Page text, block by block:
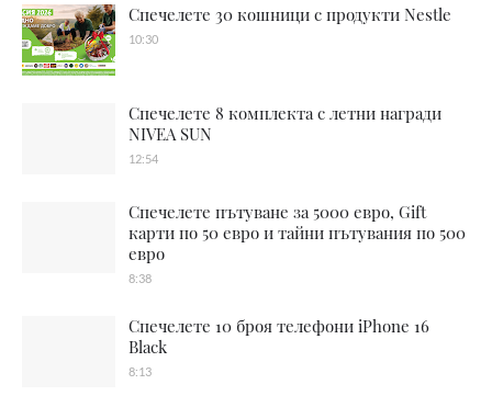
Спечелете 30 кошници с продукти Nestle
10:30
Спечелете 8 комплекта с летни награди
NIVEA SUN
12:54
Спечелете пътуване за 5000 евро, Gift
карти по 50 евро и тайни пътувания по 500
евро
8:38
Спечелете 10 броя телефони iPhone 16
Black
8:13